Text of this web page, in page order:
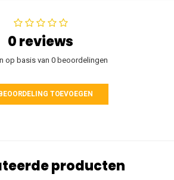
0 reviews
op basis van 0 beoordelingen
TOEVOEGEN
producten